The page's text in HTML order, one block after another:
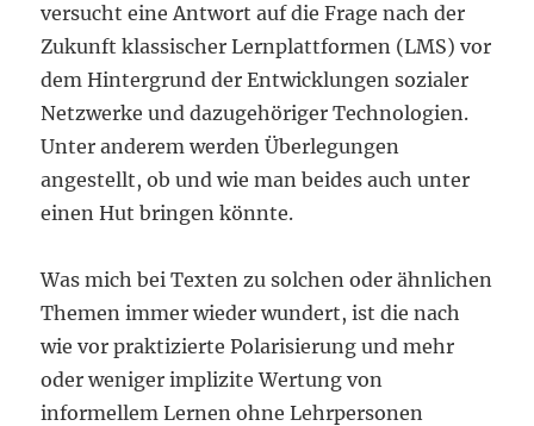
versucht eine Antwort auf die Frage nach der
Zukunft klassischer Lernplattformen (LMS) vor
dem Hintergrund der Entwicklungen sozialer
Netzwerke und dazugehöriger Technologien.
Unter anderem werden Überlegungen
angestellt, ob und wie man beides auch unter
einen Hut bringen könnte.
Was mich bei Texten zu solchen oder ähnlichen
Themen immer wieder wundert, ist die nach
wie vor praktizierte Polarisierung und mehr
oder weniger implizite Wertung von
informellem Lernen ohne Lehrpersonen